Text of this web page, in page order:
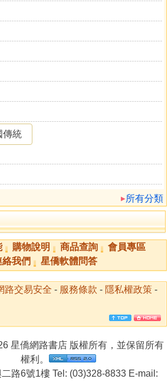
傳統
所有分類
穫
，要勇於突破
守投資
以免虧損連連
，收穫須耐心等待
，避免非法交易
見好就收
徒勞而無功
切不可掉以輕心
，得意外之收穫
可有非分之想
，投資要慎重
風險增大
，撥雲終見日
購物說明 商品查詢
會員專區
絡我們 星僑軟體問答
路交易安全 - 服務條款 - 隱私權政策 -
星僑網路書店 版權所有，並保留所有
權利。
路6號1樓 Tel: (03)328-8833 E-mail: